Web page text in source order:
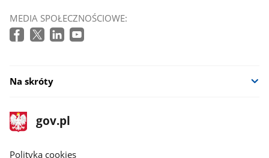
się
w
MEDIA SPOŁECZNOŚCIOWE:
Na skróty
stopka
gov.pl
Strona
gov.pl
gov.pl
Polityka cookies